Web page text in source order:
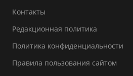
Контакты
Редакционная политика
Политика конфиденциальности
Правила пользования сайтом